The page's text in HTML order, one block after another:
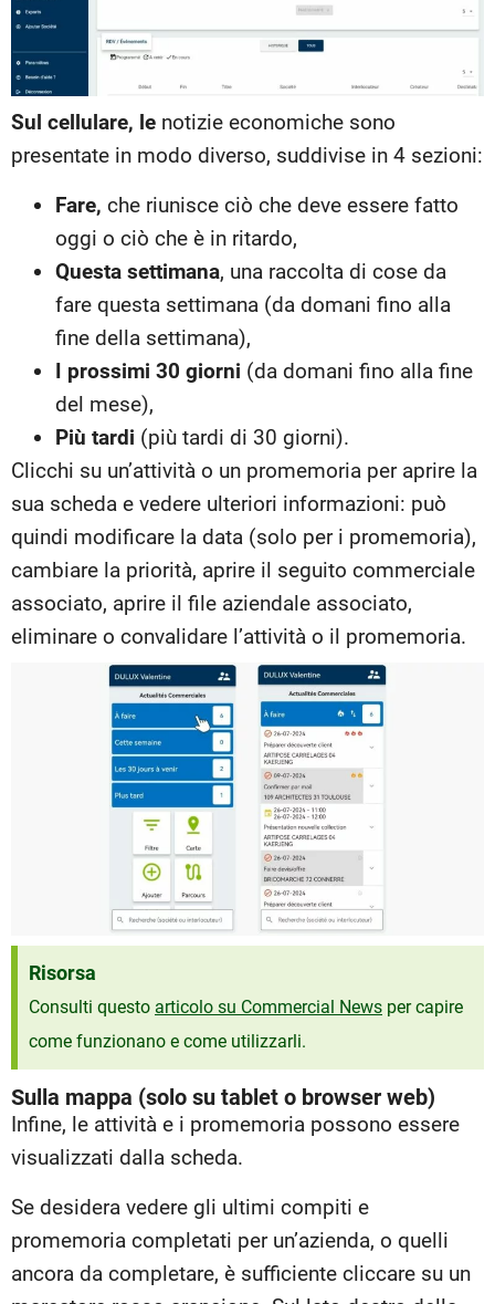
Sul cellulare, le notizie economiche sono
presentate in modo diverso, suddivise in 4 sezioni:
Fare, che riunisce ciò che deve essere fatto
oggi o ciò che è in ritardo,
Questa settimana, una raccolta di cose da
fare questa settimana (da domani fino alla
fine della settimana),
I prossimi 30 giorni (da domani fino alla fine
del mese),
Più tardi (più tardi di 30 giorni).
Clicchi su un’attività o un promemoria per aprire la
sua scheda e vedere ulteriori informazioni: può
quindi modificare la data (solo per i promemoria),
cambiare la priorità, aprire il seguito commerciale
associato, aprire il file aziendale associato,
eliminare o convalidare l’attività o il promemoria.
Risorsa
Consulti questo articolo su Commercial News per capire
come funzionano e come utilizzarli.
Sulla mappa (solo su tablet o browser web)
Infine, le attività e i promemoria possono essere
visualizzati dalla scheda.
Se desidera vedere gli ultimi compiti e
promemoria completati per un’azienda, o quelli
ancora da completare, è sufficiente cliccare su un